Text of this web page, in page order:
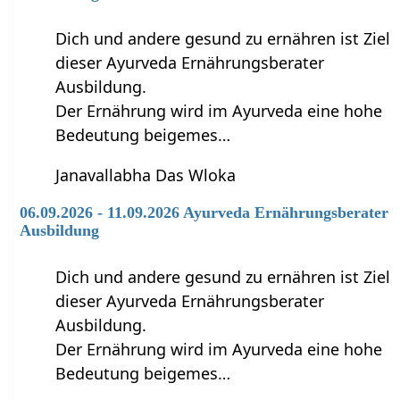
Dich und andere gesund zu ernähren ist Ziel
dieser Ayurveda Ernährungsberater
Ausbildung.
Der Ernährung wird im Ayurveda eine hohe
Bedeutung beigemes…
Janavallabha Das Wloka
06.09.2026 - 11.09.2026 Ayurveda Ernährungsberater
Ausbildung
Dich und andere gesund zu ernähren ist Ziel
dieser Ayurveda Ernährungsberater
Ausbildung.
Der Ernährung wird im Ayurveda eine hohe
Bedeutung beigemes…